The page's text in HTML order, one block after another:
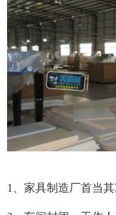
1、家具制造厂首当